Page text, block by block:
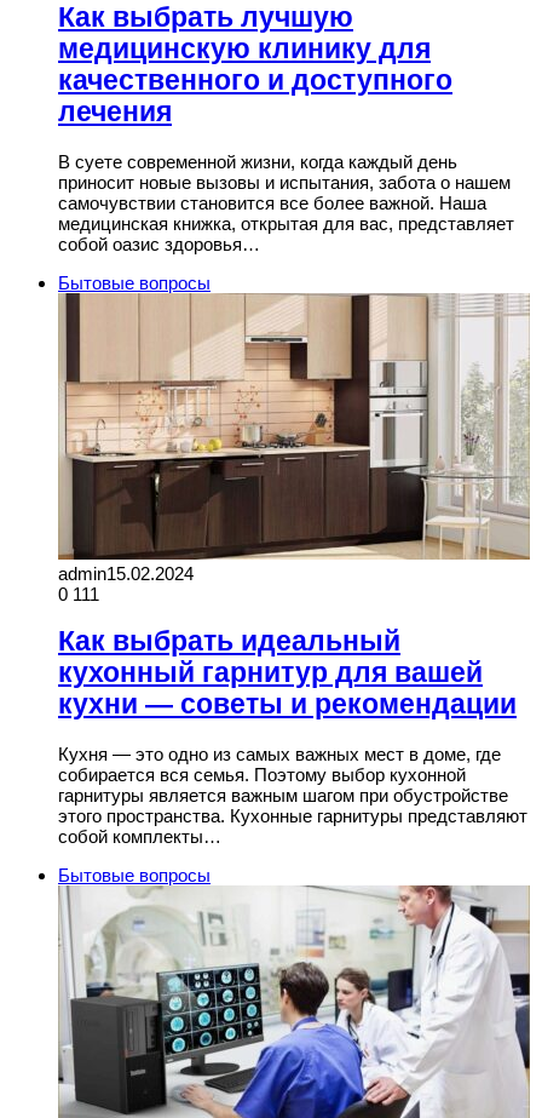
Как выбрать лучшую
медицинскую клинику для
качественного и доступного
лечения
В суете современной жизни, когда каждый день
приносит новые вызовы и испытания, забота о нашем
самочувствии становится все более важной. Наша
медицинская книжка, открытая для вас, представляет
собой оазис здоровья…
Бытовые вопросы
admin15.02.2024
0 111
Как выбрать идеальный
кухонный гарнитур для вашей
кухни — советы и рекомендации
Кухня — это одно из самых важных мест в доме, где
собирается вся семья. Поэтому выбор кухонной
гарнитуры является важным шагом при обустройстве
этого пространства. Кухонные гарнитуры представляют
собой комплекты…
Бытовые вопросы